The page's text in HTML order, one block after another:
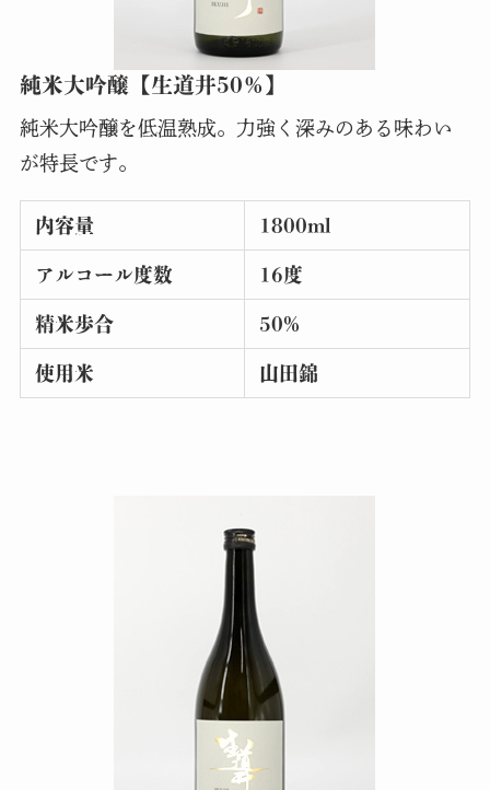
純米大吟醸【生道井50％】
純米大吟醸を低温熟成。力強く深みのある味わい
が特長です。
内容量 1800ml
アルコール度数 16度
精米歩合 50%
使用米 山田錦